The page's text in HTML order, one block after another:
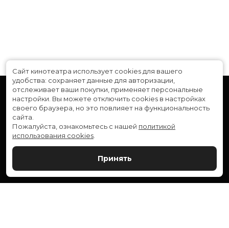
Расписание
Скоро в кино
Служба поддержки
Сайт кинотеатра использует cookies для вашего
удобства: сохраняет данные для авторизации,
отслеживает ваши покупки, применяет персональные
настройки. Вы можете отключить cookies в настройках
своего браузера, но это повлияет на функциональность
сайта.
Пожалуйста, ознакомьтесь с нашей политикой
использования cookies
Принять